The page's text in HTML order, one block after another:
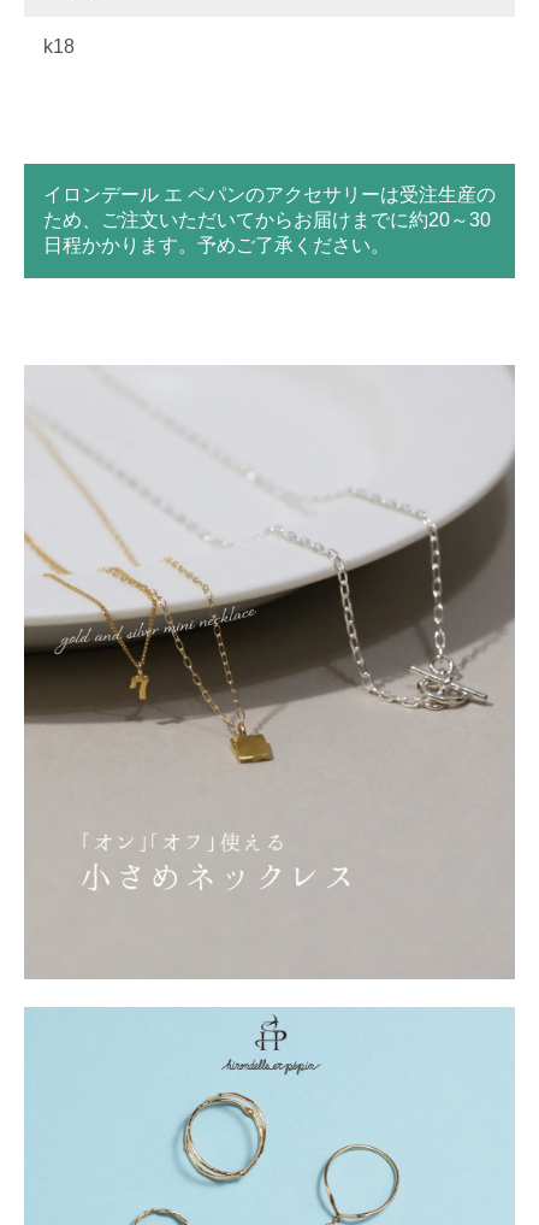
k18
イロンデール エ ペパンのアクセサリーは受注生産の
ため、ご注文いただいてからお届けまでに約20～30
日程かかります。予めご了承ください。